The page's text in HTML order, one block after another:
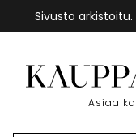
Sivusto
sisältöön
Asiaa